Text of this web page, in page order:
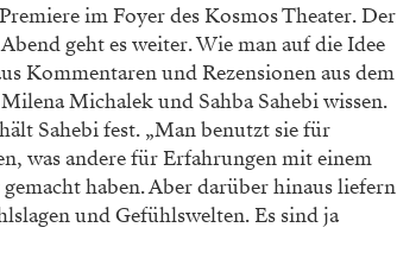
im Foyer des Kosmos Theater. Der
geht es weiter. Wie man auf die Idee
Kommentaren und Rezensionen aus dem
Michalek und Sahba Sahebi wissen.
Sahebi fest. „Man benutzt sie für
was andere für Erfahrungen mit einem
haben. Aber darüber hinaus liefern
und Gefühlswelten. Es sind ja